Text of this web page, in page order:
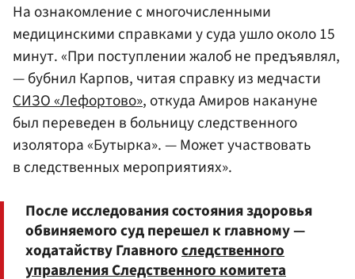
На ознакомление с многочисленными
медицинскими справками у суда ушло около 15
минут. «При поступлении жалоб не предъявлял,
— бубнил Карпов, читая справку из медчасти
СИЗО «Лефортово», откуда Амиров накануне
был переведен в больницу следственного
изолятора «Бутырка». — Может участвовать
в следственных мероприятиях».
После исследования состояния здоровья
обвиняемого суд перешел к главному —
ходатайству Главногоследственного
управления Следственного комитета